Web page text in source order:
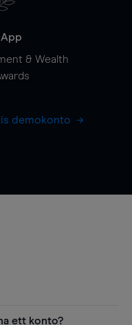
& Wealth
demokonto
ett konto?